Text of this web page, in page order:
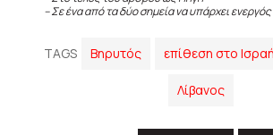
– Σε ένα από τα δύο σημεία να υπάρχει
TAGS Βηρυτός επίθεση στο
Λίβανος